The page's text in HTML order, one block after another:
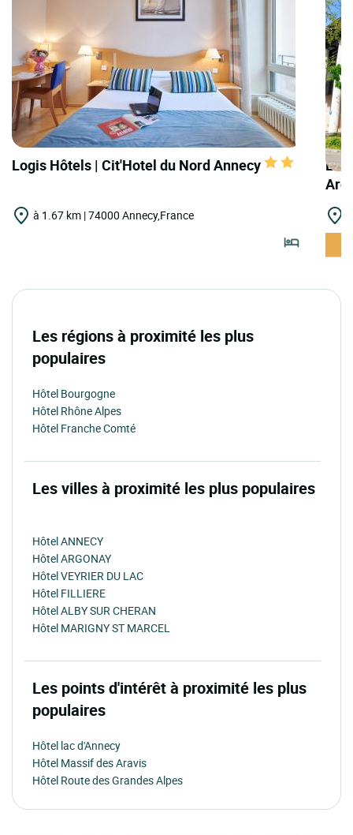
Logis Hôtels | Cit'Hotel du Nord Annecy
à 1.67 km | 74000 Annecy,France
Les régions à proximité les plus
populaires
Hôtel Bourgogne
Hôtel Rhône Alpes
Hôtel Franche Comté
Les villes à proximité les plus populaires
Hôtel ANNECY
Hôtel ARGONAY
Hôtel VEYRIER DU LAC
Hôtel FILLIERE
Hôtel ALBY SUR CHERAN
Hôtel MARIGNY ST MARCEL
Les points d'intérêt à proximité les plus
populaires
Hôtel lac d'Annecy
Hôtel Massif des Aravis
Hôtel Route des Grandes Alpes